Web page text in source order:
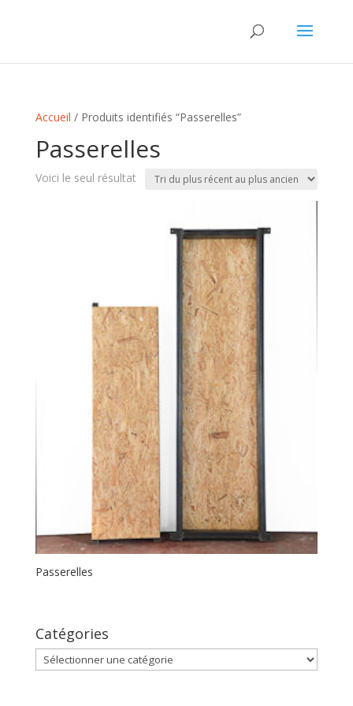
Accueil / Produits identifiés “Passerelles”
Passerelles
Voici le seul résultat
Passerelles
Catégories
Catégories